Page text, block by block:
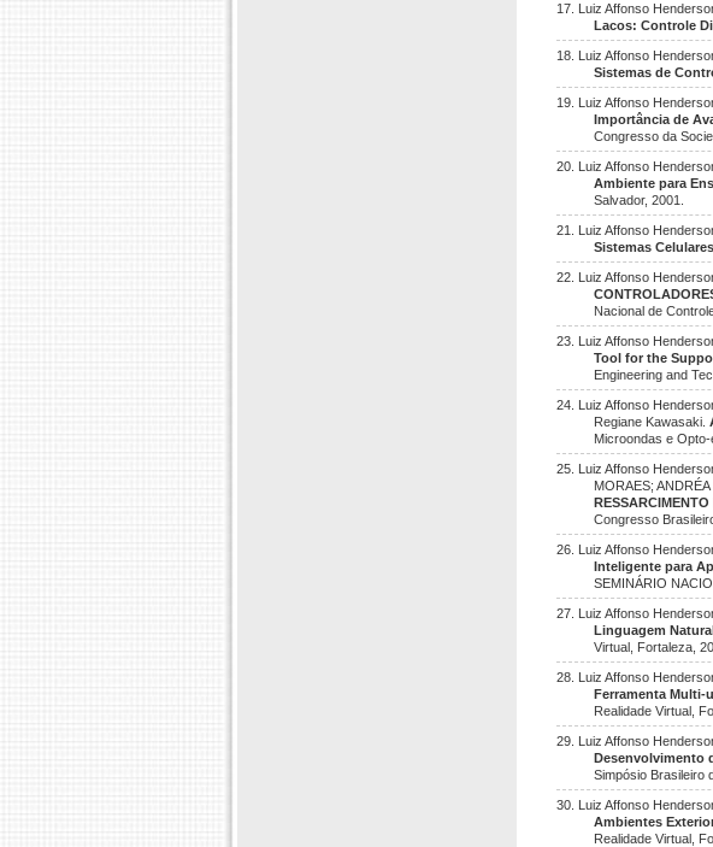
17. Luiz Affonso
Lacos: Controle
18. Luiz Affonso
Sistemas de
19. Luiz Affonso
Importância de
Congresso da
20. Luiz Affonso
Ambiente para
Salvador, 2001.
21. Luiz Affonso
Sistemas
22. Luiz Affonso
Nacional de
23. Luiz Affonso
Tool for the
Engineering and
24. Luiz Affonso
Regiane Kawasaki.
Microondas e
25. Luiz Affonso
MORAES;
Congresso
26. Luiz Affonso
Inteligente para
SEMINÁRIO
27. Luiz Affonso
Linguagem
Virtual, Fortaleza,
28. Luiz Affonso
Ferramenta Multi-
Realidade Virtual,
29. Luiz Affonso
Desenvolvimento
Simpósio Brasileiro
30. Luiz Affonso
Ambientes
Realidade Virtual,